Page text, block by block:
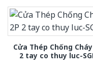
Cửa Thép Chống Cháy
2 tay co thuy luc-